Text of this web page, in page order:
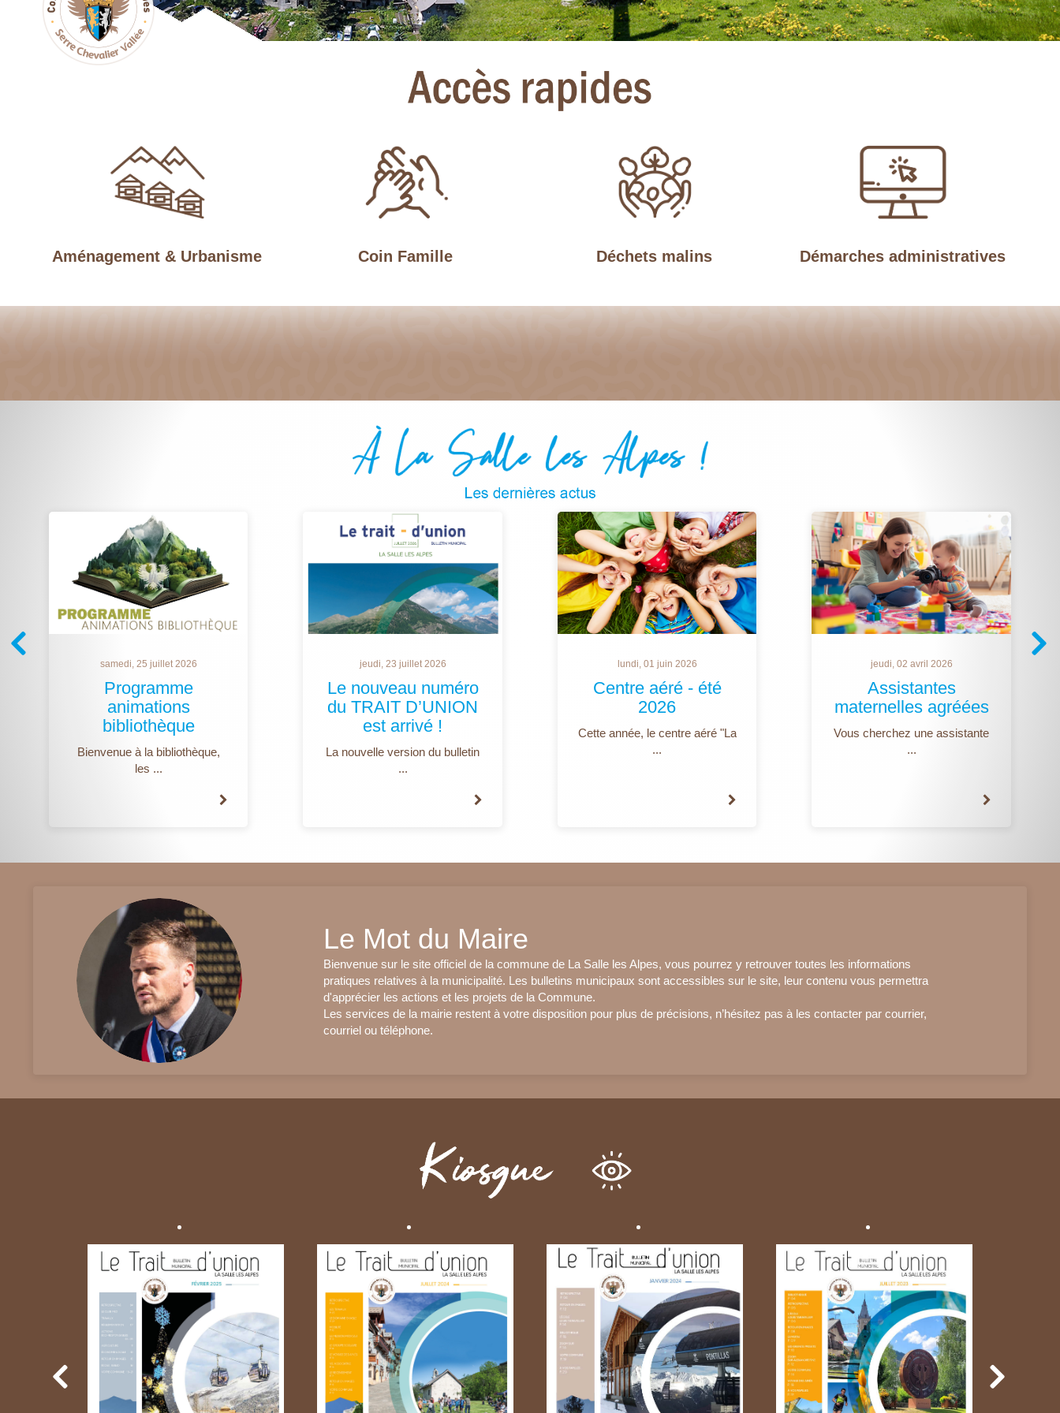
Aménagement & Urbanisme Coin Famille Déchets malins Démarches administratives
samedi, 25 juillet 2026
Programme
animations
bibliothèque
Bienvenue à la bibliothèque,
les ...
jeudi, 23 juillet 2026
Le nouveau numéro
du TRAIT D’UNION
est arrivé !
La nouvelle version du bulletin
...
lundi, 01 juin 2026
Centre aéré - été
2026
Cette année, le centre aéré "La
...
jeudi, 02 avril 2026
Assistantes
maternelles agréées
Vous cherchez une assistante
...
Le Mot du Maire
Bienvenue sur le site officiel de la commune de La Salle les Alpes, vous pourrez y retrouver toutes les informations
pratiques relatives à la municipalité. Les bulletins municipaux sont accessibles sur le site, leur contenu vous permettra
d'apprécier les actions et les projets de la Commune.
Les services de la mairie restent à votre disposition pour plus de précisions, n’hésitez pas à les contacter par courrier,
courriel ou téléphone.